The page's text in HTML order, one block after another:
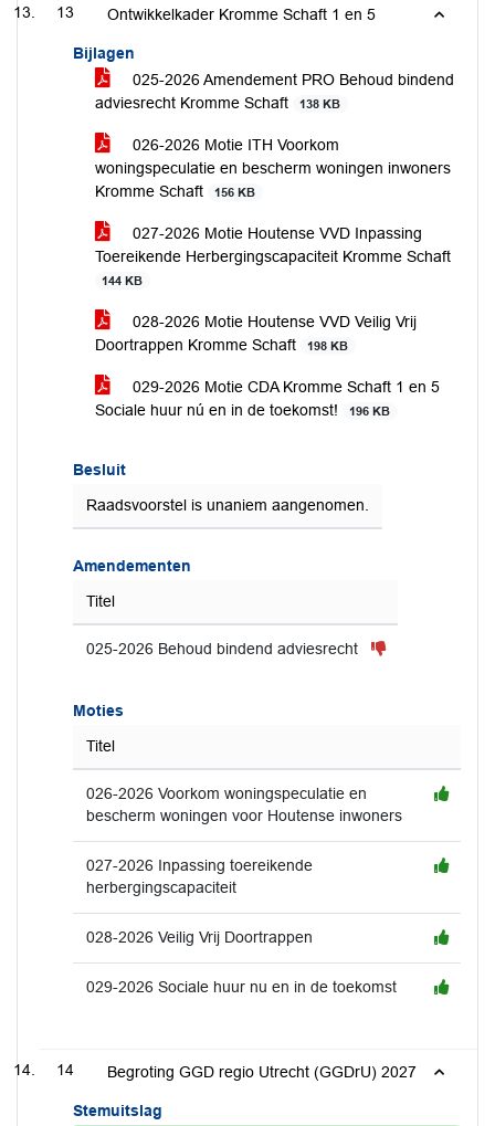
13 Ontwikkelkader Kromme Schaft 1 en 5
Bijlagen
025-2026 Amendement PRO Behoud bindend
adviesrecht Kromme Schaft
138 KB
026-2026 Motie ITH Voorkom
woningspeculatie en bescherm woningen inwoners
Kromme Schaft
156 KB
027-2026 Motie Houtense VVD Inpassing
Toereikende Herbergingscapaciteit Kromme Schaft
144 KB
028-2026 Motie Houtense VVD Veilig Vrij
Doortrappen Kromme Schaft
198 KB
029-2026 Motie CDA Kromme Schaft 1 en 5
Sociale huur nú en in de toekomst!
196 KB
Besluit
Raadsvoorstel is unaniem aangenomen.
Amendementen
Titel
025-2026 Behoud bindend adviesrecht
Moties
Titel
026-2026 Voorkom woningspeculatie en
bescherm woningen voor Houtense inwoners
027-2026 Inpassing toereikende
herbergingscapaciteit
028-2026 Veilig Vrij Doortrappen
029-2026 Sociale huur nu en in de toekomst
14 Begroting GGD regio Utrecht (GGDrU) 2027
Stemuitslag